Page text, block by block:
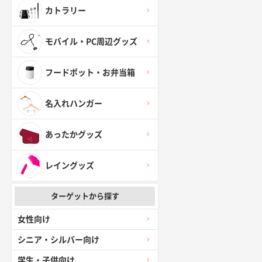
カトラリー
モバイル・PC周辺グッズ
フードポット・お弁当箱
名入れハンガー
あったかグッズ
レイングッズ
ターゲットから探す
女性向け
シニア・シルバー向け
学生・子供向け